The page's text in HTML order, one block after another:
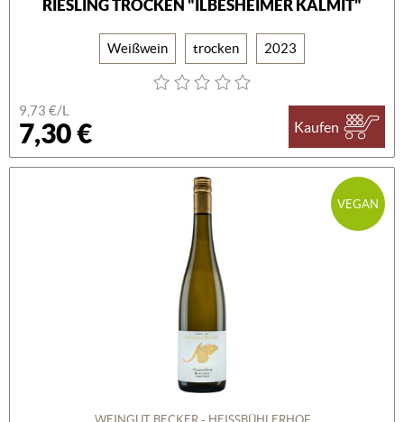
RIESLING TROCKEN "ILBESHEIMER KALMIT"
Weißwein trocken 2023
9,73 €/L
7,30 € Kaufen
VEGAN